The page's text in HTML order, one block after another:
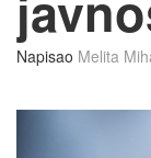
Napisao Melita